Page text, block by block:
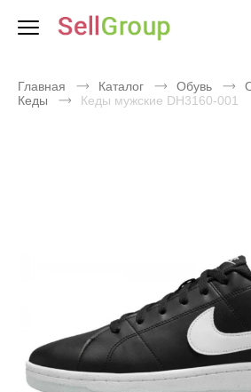
Главная Каталог Обувь
Кеды
Кеды мужские DH3160-001